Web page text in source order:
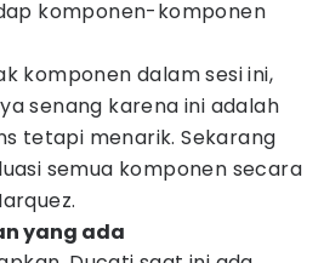
komponen-komponen
komponen dalam sesi ini,
senang karena ini adalah
tetapi menarik. Sekarang
semua komponen secara
yang ada